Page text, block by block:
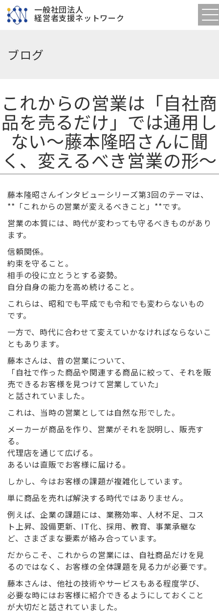
一般社団法人
経営者支援ネットワーク
ブログ
これからの営業は「自社商
品を売るだけ」では通用し
ない〜藤本隆昭さんに聞
く、変えるべき営業の形〜
藤本隆昭さんインタビューシリーズ第3回のテーマは、
**「これからの営業が変えるべきこと」**です。
営業の本質には、時代が変わっても守るべきものがあり
ます。
信頼関係。
約束を守ること。
相手の役に立とうとする姿勢。
自分自身の能力を高め続けること。
これらは、昭和でも平成でも令和でも変わらないもの
です。
一方で、時代に合わせて変えていかなければならないこ
ともあります。
藤本さんは、昔の営業について、
「自社で作った商品や関連する商品に絞って、それを販
売できるお客様を見つけて営業していた」
と話されていました。
これは、当時の営業としては自然な形でした。
メーカーが商品を作り、営業がそれを説明し、販売す
る。
代理店を通じて広げる。
あるいは直販でお客様に届ける。
しかし、今はお客様の課題が複雑化しています。
単に商品を売れば解決する時代ではありません。
例えば、企業の課題には、業務効率、人材不足、コス
ト上昇、設備更新、 IT化、採用、教育、事業承継な
ど、さまざまな要素が絡み合っています。
だからこそ、これからの営業には、自社商品だけを見
るのではなく、お客様の全体課題を見る力が必要です。
藤本さんは、他社の技術やサービスもある程度学び、
必要な時にはお客様に紹介できるようにしておくこと
が大切だと話されていました。